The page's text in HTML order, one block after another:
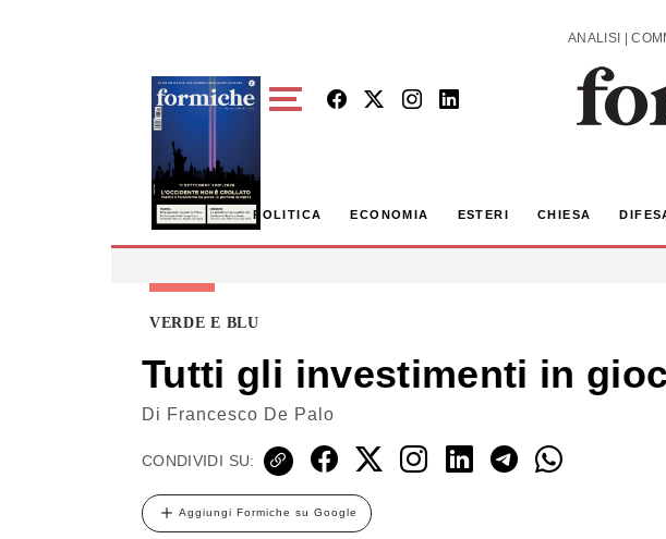
POLITICA ECONOMIA ESTERI CHIESA
VERDE E BLU
Tutti gli investimenti in
Di Francesco De Palo
CONDIVIDI SU:
Aggiungi Formiche su Google